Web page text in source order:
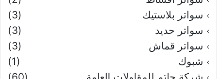
سواتر بلاستيك
(3)
سواتر حديد
(3)
سواتر قماش
(3)
شبوك
(1)